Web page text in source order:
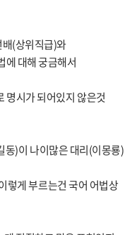
(상위직급)와
에 대해 궁금해서
명시가 되어있지 않은것
)이 나이많은 대리(이몽룡)
부르는건 국어 어법상